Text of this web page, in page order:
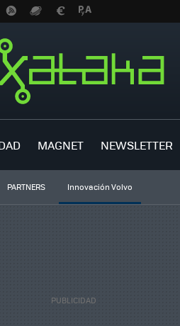
MAGNET NEWSLETTER
PARTNERS Innovación Volvo